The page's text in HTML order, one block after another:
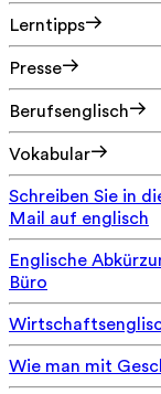
Lerntipps
Presse
Berufsenglisch
Vokabular
Schreiben Sie in
Mail auf englisch
Englische
Büro
Wie man mit